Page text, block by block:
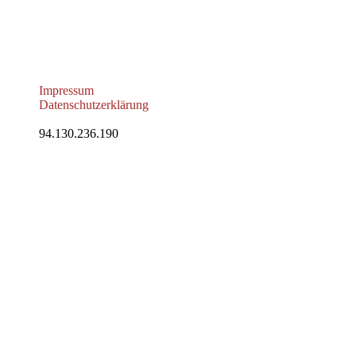
Impressum
Datenschutzerklärung
94.130.236.190